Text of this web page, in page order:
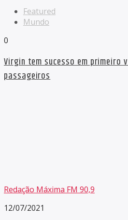
Featured
Mundo
0
Virgin tem sucesso em primeiro
passageiros
Redação Máxima FM 90,9
12/07/2021